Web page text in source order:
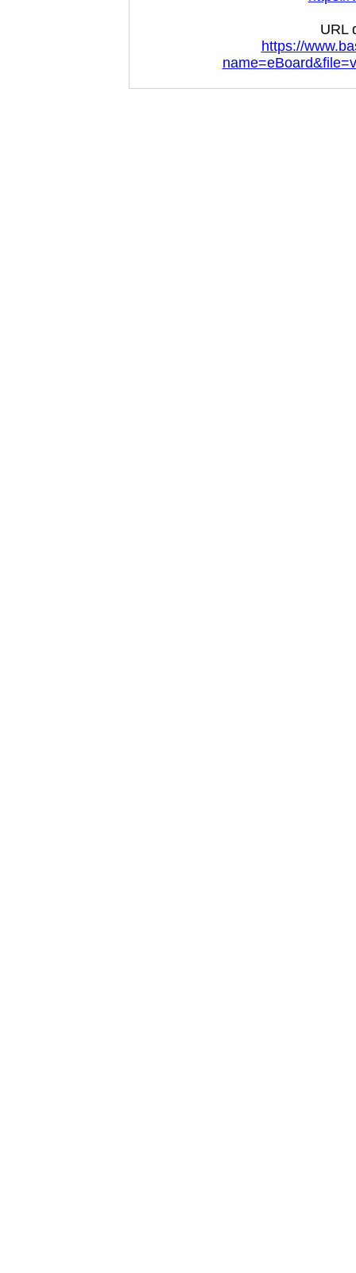
URL
https://